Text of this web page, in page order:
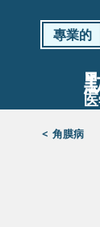
專業的
< 角膜病